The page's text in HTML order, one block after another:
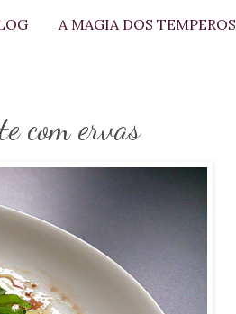
A MAGIA DOS TEMPEROS
com ervas